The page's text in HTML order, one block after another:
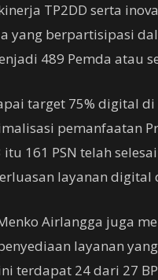
TP2DD serta
yang berpartisipasi
489 Pemda atau
target 75% digital
pemanfaatan
itu 161 PSN telah
layanan digital
Airlangga juga
layanan
terdapat 24 dari 27